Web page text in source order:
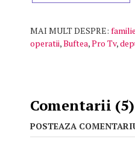
MAI MULT DESPRE: familie
operatii,Buftea,Pro Tv,
Comentarii (5)
POSTEAZA